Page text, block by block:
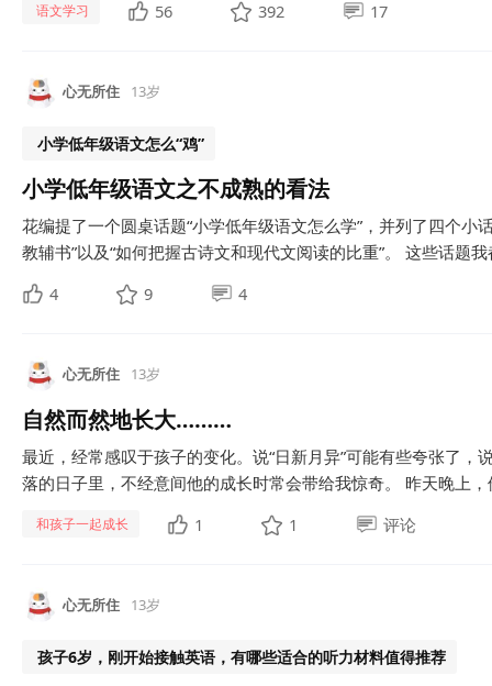
语文学习 56 392 17
心无所住 13岁
小学低年级语文怎么“鸡”
小学低年级语文之不成熟的看法
花编提了一个圆桌话题“小学低年级语文怎么学”，并列了四个小
教辅书”以及“如何把握古诗文和现代文阅读的比重”。 这些话题
4
9 4
心无所住 13岁
自然而然地长大………
最近，经常感叹于孩子的变化。说“日新月异”可能有些夸张了
落的日子里，不经意间他的成长时常会带给我惊奇。 昨天晚上
和孩子一起成长 1 1 评论
心无所住 13岁
孩子6岁，刚开始接触英语，有哪些适合的听力材料值得推荐